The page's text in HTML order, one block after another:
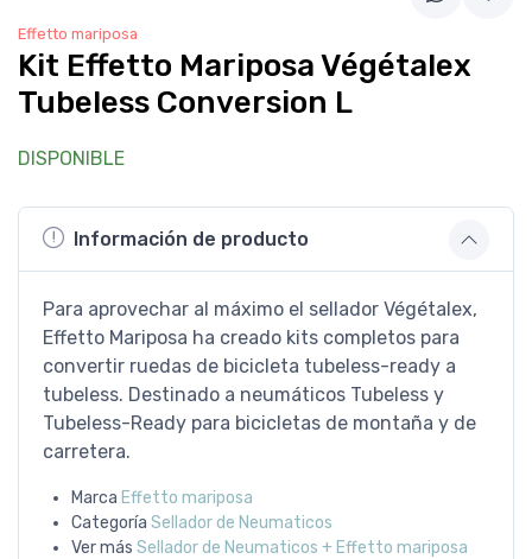
Effetto mariposa
Kit Effetto Mariposa Végétalex
Tubeless Conversion L
DISPONIBLE
Información de producto
Para aprovechar al máximo el sellador Végétalex,
Effetto Mariposa ha creado kits completos para
convertir ruedas de bicicleta tubeless-ready a
tubeless. Destinado a neumáticos Tubeless y
Tubeless-Ready para bicicletas de montaña y de
carretera.
Marca Effetto mariposa
Categoría Sellador de Neumaticos
Ver más Sellador de Neumaticos + Effetto mariposa